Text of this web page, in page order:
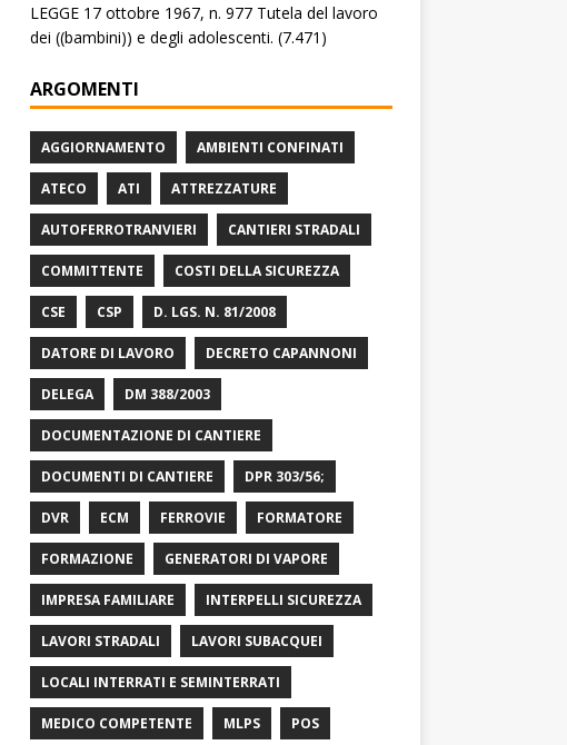
LEGGE 17 ottobre 1967, n. 977 Tutela del lavoro
dei ((bambini)) e degli adolescenti. (7.471)
ARGOMENTI
AGGIORNAMENTO AMBIENTI CONFINATI
ATECO ATI ATTREZZATURE
AUTOFERROTRANVIERI CANTIERI STRADALI
COMMITTENTE COSTI DELLA SICUREZZA
CSE CSP D. LGS. N. 81/2008
DATORE DI LAVORO DECRETO CAPANNONI
DELEGA DM 388/2003
DOCUMENTAZIONE DI CANTIERE
DOCUMENTI DI CANTIERE DPR 303/56;
DVR ECM FERROVIE FORMATORE
FORMAZIONE GENERATORI DI VAPORE
IMPRESA FAMILIARE INTERPELLI SICUREZZA
LAVORI STRADALI LAVORI SUBACQUEI
LOCALI INTERRATI E SEMINTERRATI
MEDICO COMPETENTE MLPS POS